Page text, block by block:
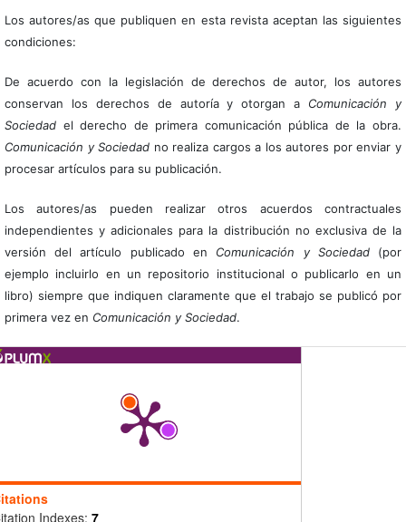
Los autores/as que publiquen en esta revista aceptan las siguientes
condiciones:
De acuerdo con la legislación de derechos de autor, los autores
conservan los derechos de autoría y otorgan a Comunicación y
Sociedadel derecho de primera comunicación pública de la obra.
Comunicación y Sociedad no realiza cargos a los autores por enviar y
procesar artículos para su publicación.
Los autores/as pueden realizar otros acuerdos contractuales
independientes y adicionales para la distribución no exclusiva de la
versión del artículo publicado en Comunicación y Sociedad(por
ejemplo incluirlo en un repositorio institucional o publicarlo en un
libro) siempre que indiquen claramente que el trabajo se publicó por
primera vez en Comunicación y Sociedad.
Indexes: 7